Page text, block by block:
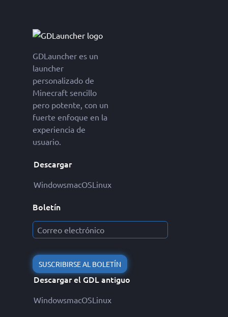
GDLauncher es un
launcher
personalizado de
Minecraft sencillo
pero potente, con un
fuerte enfoque en la
experiencia de
usuario.
Descargar
WindowsmacOSLinux
Boletín
SUSCRIBIRSE AL BOLETÍN
Descargar el GDL antiguo
WindowsmacOSLinux